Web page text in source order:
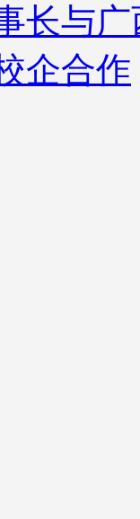
长与
企合作